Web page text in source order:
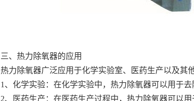
三、热力除氧器的应用
热力除氧器广泛应用于化学实验室、医药生产以及其
1、化学实验：在化学实验中，热力除氧器可以用于
2、医药生产：在医药生产过程中，热力除氧器可以